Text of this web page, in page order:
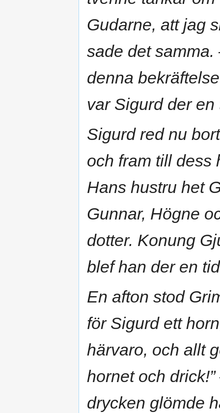
Gudarne, att jag
sade det
denna
var Sigurd der
Sigurd red nu
och fram till dess
Hans hustru het
Gunnar, Högne
dotter. Konung
blef han der en
En afton stod
för Sigurd ett
härvaro, och allt
hornet och
drycken glömde